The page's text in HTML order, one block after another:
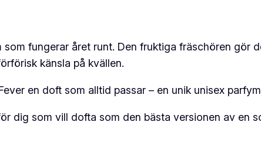
5
m
m
som fungerar året runt. Den fruktiga fräschören gör
känsla på kvällen.
en doft som alltid passar – en unik unisex
dig som vill dofta som den bästa versionen av en